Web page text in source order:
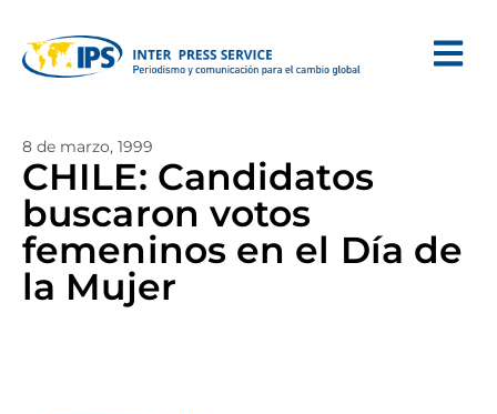
8 de marzo, 1999
CHILE: Candidatos
buscaron votos
femeninos en el Día de
la Mujer